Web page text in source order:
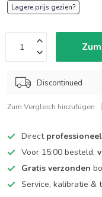
Lagere prijs gezien?
Discontinued
Zum Vergleich hinzufügen
Direct
Voor 15:00 besteld,
Gratis verzonden
Service, kalibratie &